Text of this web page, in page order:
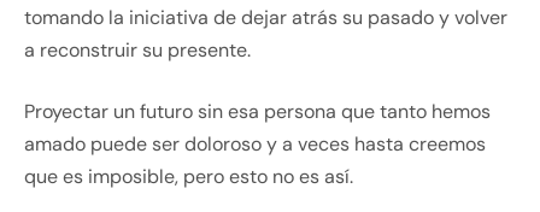
tomando la iniciativa de dejar atrás su pasado y volver
a reconstruir su presente.
Proyectar un futuro sin esa persona que tanto hemos
amado puede ser doloroso y a veces hasta creemos
que es imposible, pero esto no es así.